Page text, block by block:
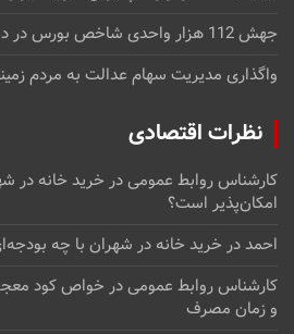
جهش 112 هزار واحدی شاخص بورس در دقایق ابتدایی معاملات امروز
واگذاری مدیریت سهام عدالت به مردم
نظرات اقتصادی
کارشناس روابط عمومیدرخرید خانه در
امکان‌پذیر است؟
احمددرخرید خانه در شهران با چه
کارشناس روابط عمومیدرخواص کود
و زمان مصرف